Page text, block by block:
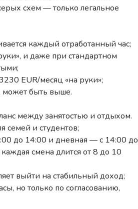
схем — только легальное
каждый отработанный час;
и даже при стандартном
EUR/месяц «на руки»;
может быть выше.
между занятостью и отдыхом.
семей и студентов;
до 14:00 и дневная — с 14:00 до
смена длится от 8 до 10
выйти на стабильный доход;
но только по согласованию,